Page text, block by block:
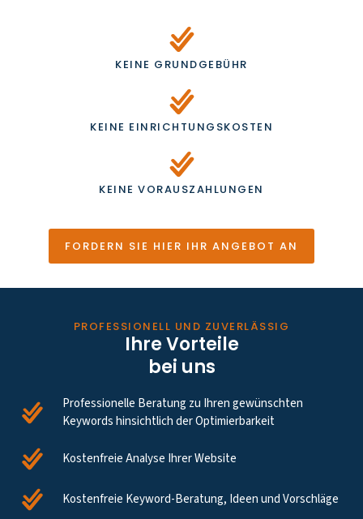
KEINE GRUNDGEBÜHR
KEINE EINRICHTUNGSKOSTEN
KEINE VORAUSZAHLUNGEN
FORDERN SIE HIER IHR ANGEBOT AN
PROFESSIONELL UND ZUVERLÄSSIG
Ihre Vorteile
bei uns
Professionelle Beratung zu Ihren gewünschten
Keywords hinsichtlich der Optimierbarkeit
Kostenfreie Analyse Ihrer Website
Kostenfreie Keyword-Beratung, Ideen und Vorschläge